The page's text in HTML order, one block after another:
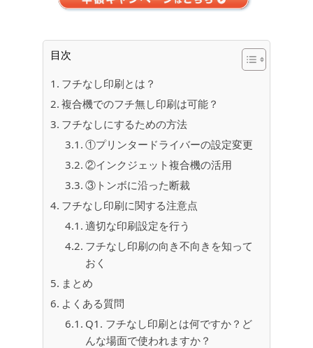
目次
フチなし印刷とは？
複合機でのフチ無し印刷は可能？
フチなしにするための方法
①プリンタードライバーの設定変更
②インクジェット複合機の活用
③トンボに沿った断裁
フチなし印刷に関する注意点
適切な印刷設定を行う
フチなし印刷の向き不向きを知って
おく
まとめ
よくある質問
Q1. フチなし印刷とは何ですか？ど
んな場面で使われますか？